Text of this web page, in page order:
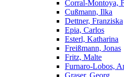
Corral-Montoya,
Cußmann, Ilka
Dettner, Franziska
Epia, Carlos
Esterl, Katharina
Freißmann, Jonas
Fritz, Malte
Furnaro-Lobos,
Graser, Georg